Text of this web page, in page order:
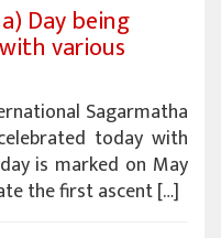
Day being
various
Sagarmatha
today with
is marked on May
the first ascent […]